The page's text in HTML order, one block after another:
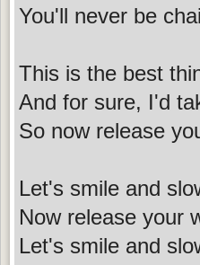
You'll never be
This is the best
And for sure, I'd
So now release
Let's smile and
Now release your
Let's smile and